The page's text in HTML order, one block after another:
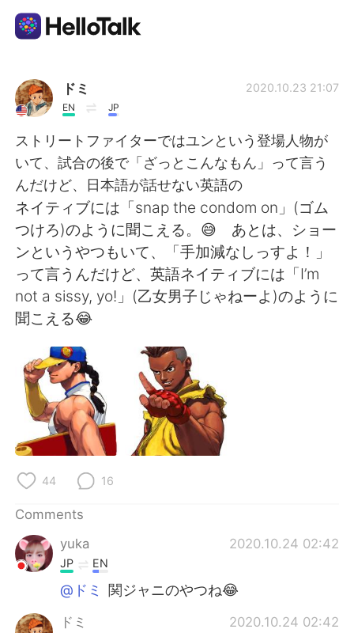
Language Exchange App
AI Grammar Checker
English
简体中文 繁體中文
Español العربية
Français
日本語 한국어
Русский ไทย
Indonesia Italiano
Türkçe
Português
ドミ
EN JP
2020.10.23 21:07
ストリートファイターではユンという登場人物が
いて、試合の後で「ざっとこんなもん」って言う
んだけど、日本語が話せない英語の
ネイティブには「snap the condom on」(ゴム
つけろ)のように聞こえる。😅 あとは、ショー
ンというやつもいて、「手加減なしっすよ！」
って言うんだけど、英語ネイティブには「I’m
not a sissy, yo!」(乙女男子じゃねーよ)のように
聞こえる😂
44 16
Comments
yuka
2020.10.24 02:42
JP EN
@ドミ 関ジャニのやつね😂
ドミ 2020.10.24 02:42